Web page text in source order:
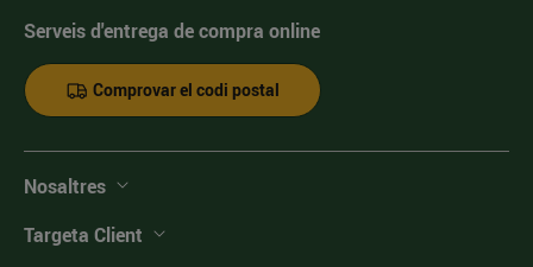
Serveis d'entrega de compra online
Comprovar el codi postal
Nosaltres
Targeta Client